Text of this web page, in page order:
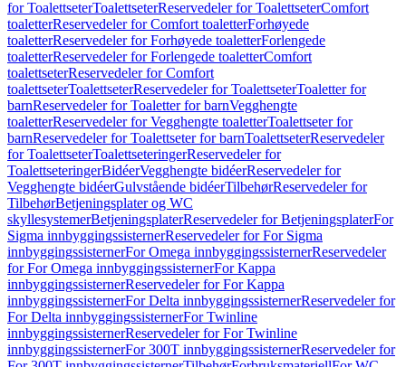
for ToalettseterToalettseterReservedeler for ToalettseterComfort
toaletterReservedeler for Comfort toaletterForhøyede
toaletterReservedeler for Forhøyede toaletterForlengede
toaletterReservedeler for Forlengede toaletterComfort
toalettseterReservedeler for Comfort
toalettseterToalettseterReservedeler for ToalettseterToaletter for
barnReservedeler for Toaletter for barnVegghengte
toaletterReservedeler for Vegghengte toaletterToalettseter for
barnReservedeler for Toalettseter for barnToalettseterReservedeler
for ToalettseterToalettseteringerReservedeler for
ToalettseteringerBidéerVegghengte bidéerReservedeler for
Vegghengte bidéerGulvstående bidéerTilbehørReservedeler for
TilbehørBetjeningsplater og WC
skyllesystemerBetjeningsplaterReservedeler for BetjeningsplaterFor
Sigma innbyggingssisternerReservedeler for For Sigma
innbyggingssisternerFor Omega innbyggingssisternerReservedeler
for For Omega innbyggingssisternerFor Kappa
innbyggingssisternerReservedeler for For Kappa
innbyggingssisternerFor Delta innbyggingssisternerReservedeler for
For Delta innbyggingssisternerFor Twinline
innbyggingssisternerReservedeler for For Twinline
innbyggingssisternerFor 300T innbyggingssisternerReservedeler for